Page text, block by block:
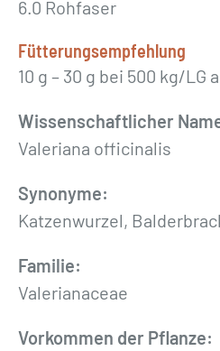
l
e
c
h
i
t
t
e
»
6.0 Rohfaser
Fütterungsempfehlung
10 g – 30 g bei 500 kg/LG
Wissenschaftlicher
Valeriana officinalis
Synonyme:
Katzenwurzel,
Familie:
Valerianaceae
Vorkommen der Pflanze: